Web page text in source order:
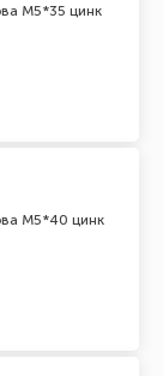
М5*35 цинк
М5*40 цинк